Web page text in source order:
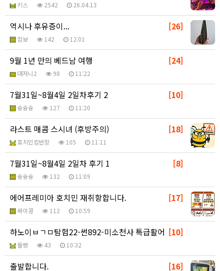
키스 2542 26.04.13
[26]
역시나 후유증이...
깜보 142 12:01
[24]
9월 1년 만의 베드남 여행
대저니2 98 11:22
[10]
7월31일~8월4일 2일차후기 2
슝슝슝 127 11:20
[18]
라스트 매콤 스시녀 (후방주의)
호치민킴반장 105 11:11
[8]
7월31일~8월4일 2일차 후기 1
슝슝슝 132 11:09
[17]
에어프레미아 호치민 재취항합니다.
싸이콩 112 10:59
[10]
하노이ㅂㄱㅁ탐험22-썬892-미소천사 특급활어
몰빵 43 10:32
[16]
출발합니다.